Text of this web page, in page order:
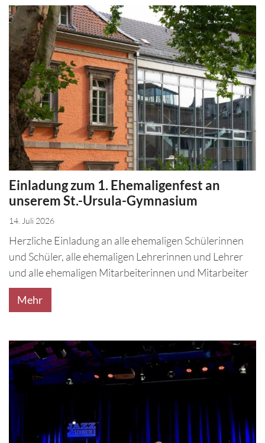
Einladung zum 1. Ehemaligenfest an
unserem St.-Ursula-Gymnasium
14. Juli 2026
Herzliche Einladung an alle ehemaligen Schülerinnen
und Schüler, alle ehemaligen Lehrerinnen und Lehrer
und alle ehemaligen Mitarbeiterinnen und Mitarbeiter
Mehr